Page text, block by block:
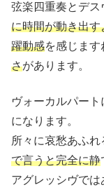
弦楽四重奏とデス
に時間が動き出す
躍動感を感じます
さがあります。
ヴォーカルパート
になります。
所々に哀愁あふれ
で言うと完全に静
アグレッシヴでは